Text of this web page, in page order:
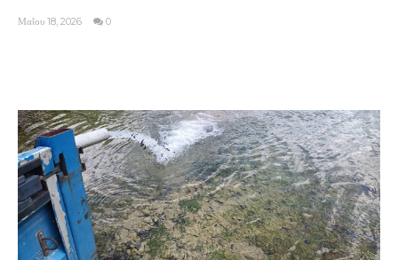
Μαΐου 18, 2026 0